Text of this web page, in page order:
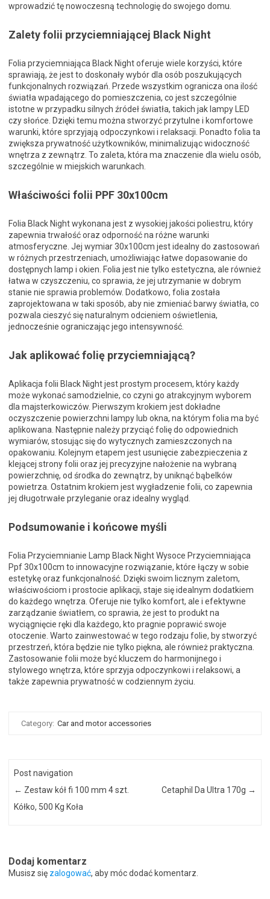
wprowadzić tę nowoczesną technologię do swojego domu.
Zalety folii przyciemniającej Black Night
Folia przyciemniająca Black Night oferuje wiele korzyści, które
sprawiają, że jest to doskonały wybór dla osób poszukujących
funkcjonalnych rozwiązań. Przede wszystkim ogranicza ona ilość
światła wpadającego do pomieszczenia, co jest szczególnie
istotne w przypadku silnych źródeł światła, takich jak lampy LED
czy słońce. Dzięki temu można stworzyć przytulne i komfortowe
warunki, które sprzyjają odpoczynkowi i relaksacji. Ponadto folia ta
zwiększa prywatność użytkowników, minimalizując widoczność
wnętrza z zewnątrz. To zaleta, która ma znaczenie dla wielu osób,
szczególnie w miejskich warunkach.
Właściwości folii PPF 30x100cm
Folia Black Night wykonana jest z wysokiej jakości poliestru, który
zapewnia trwałość oraz odporność na różne warunki
atmosferyczne. Jej wymiar 30x100cm jest idealny do zastosowań
w różnych przestrzeniach, umożliwiając łatwe dopasowanie do
dostępnych lamp i okien. Folia jest nie tylko estetyczna, ale również
łatwa w czyszczeniu, co sprawia, że jej utrzymanie w dobrym
stanie nie sprawia problemów. Dodatkowo, folia została
zaprojektowana w taki sposób, aby nie zmieniać barwy światła, co
pozwala cieszyć się naturalnym odcieniem oświetlenia,
jednocześnie ograniczając jego intensywność.
Jak aplikować folię przyciemniającą?
Aplikacja folii Black Night jest prostym procesem, który każdy
może wykonać samodzielnie, co czyni go atrakcyjnym wyborem
dla majsterkowiczów. Pierwszym krokiem jest dokładne
oczyszczenie powierzchni lampy lub okna, na którym folia ma być
aplikowana. Następnie należy przyciąć folię do odpowiednich
wymiarów, stosując się do wytycznych zamieszczonych na
opakowaniu. Kolejnym etapem jest usunięcie zabezpieczenia z
klejącej strony folii oraz jej precyzyjne nałożenie na wybraną
powierzchnię, od środka do zewnątrz, by uniknąć bąbelków
powietrza. Ostatnim krokiem jest wygładzenie folii, co zapewnia
jej długotrwałe przyleganie oraz idealny wygląd.
Podsumowanie i końcowe myśli
Folia Przyciemnianie Lamp Black Night Wysoce Przyciemniająca
Ppf 30x100cm to innowacyjne rozwiązanie, które łączy w sobie
estetykę oraz funkcjonalność. Dzięki swoim licznym zaletom,
właściwościom i prostocie aplikacji, staje się idealnym dodatkiem
do każdego wnętrza. Oferuje nie tylko komfort, ale i efektywne
zarządzanie światłem, co sprawia, że jest to produkt na
wyciągnięcie ręki dla każdego, kto pragnie poprawić swoje
otoczenie. Warto zainwestować w tego rodzaju folie, by stworzyć
przestrzeń, która będzie nie tylko piękna, ale również praktyczna.
Zastosowanie folii może być kluczem do harmonijnego i
stylowego wnętrza, które sprzyja odpoczynkowi i relaksowi, a
także zapewnia prywatność w codziennym życiu.
Category: Car and motor accessories
Post navigation
← Zestaw kół fi 100 mm 4 szt.
Kółko, 500 Kg Koła
Cetaphil Da Ultra 170g →
Dodaj komentarz
Musisz się zalogować, aby móc dodać komentarz.